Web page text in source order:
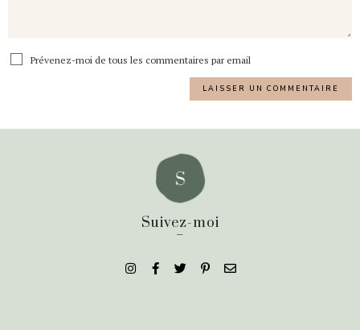
Prévenez-moi de tous les commentaires par email
Suivez-moi
_